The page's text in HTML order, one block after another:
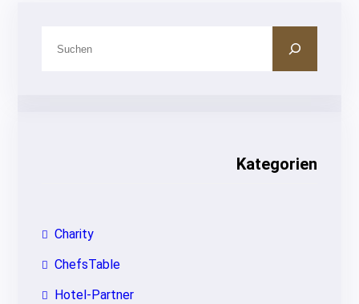
Kategorien
Charity
ChefsTable
Hotel-Partner